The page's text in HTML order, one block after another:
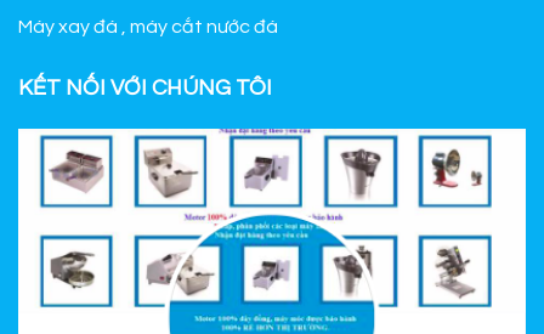
Máy xay đá , máy cắt nước đá
KẾT NỐI VỚI CHÚNG TÔI